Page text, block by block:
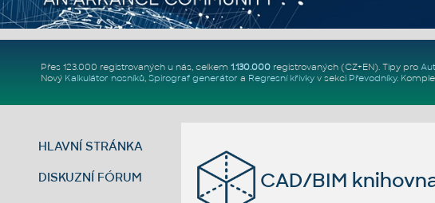
Přes 123.000 registrovaných u nás, celkem 1.130.000registrovaných (CZ+EN). Tipy pro
Nový Kalkulátor nosníků, Spirograf generátor a Regresní křivkyv sekci Převodníky.
HLAVNÍ STRÁNKA
DISKUZNÍ FÓRUM CAD/BIM